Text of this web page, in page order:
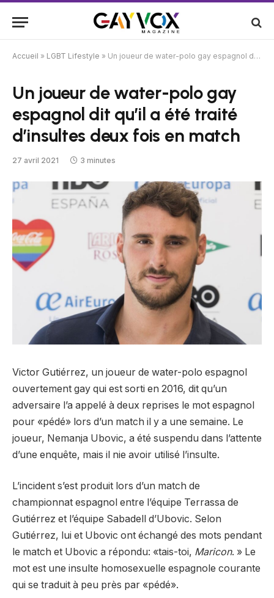
Accueil » LGBT Lifestyle » Un joueur de water-polo gay espagnol dit qu’il a été traité d’insultes deux fois en match
Un joueur de water-polo gay
espagnol dit qu’il a été traité
d’insultes deux fois en match
27 avril 2021 3 minutes
Victor Gutiérrez, un joueur de water-polo espagnol
ouvertement gay qui est sorti en 2016, dit qu’un
adversaire l’a appelé à deux reprises le mot espagnol
pour «pédé» lors d’un match il y a une semaine. Le
joueur, Nemanja Ubovic, a été suspendu dans l’attente
d’une enquête, mais il nie avoir utilisé l’insulte.
L’incident s’est produit lors d’un match de
championnat espagnol entre l’équipe Terrassa de
Gutiérrez et l’équipe Sabadell d’Ubovic. Selon
Gutiérrez, lui et Ubovic ont échangé des mots pendant
le match et Ubovic a répondu: «tais-toi, Maricon. » Le
mot est une insulte homosexuelle espagnole courante
qui se traduit à peu près par «pédé».